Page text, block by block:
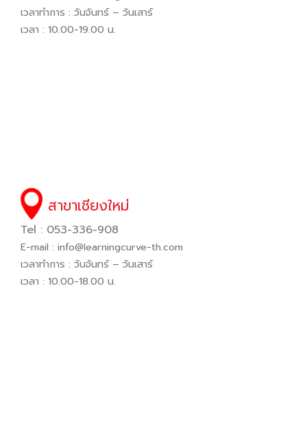
เวลาทำการ : วันจันทร์ – วันเสาร์
เวลา : 10.00-19.00 น.
สาขาเชียงใหม่
Tel : 053-336-908
E-mail : info@learningcurve-th.com
เวลาทำการ : วันจันทร์ – วันเสาร์
เวลา : 10.00-18.00 น.